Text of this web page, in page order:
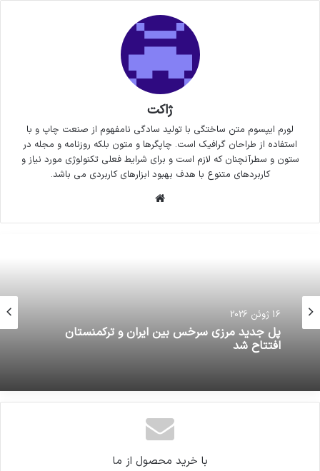
ژاکت
لورم ایپسوم متن ساختگی با تولید سادگی نامفهوم از صنعت چاپ و با
استفاده از طراحان گرافیک است. چاپگرها و متون بلکه روزنامه و مجله در
ستون و سطرآنچنان که لازم است و برای شرایط فعلی تکنولوژی مورد نیاز و
کاربردهای متنوع با هدف بهبود ابزارهای کاربردی می باشد.
16 ژوئن 2026
پل جدید مرزی سرخس بین ایران و ترکمنستان
افتتاح شد
با خرید محصول از ما